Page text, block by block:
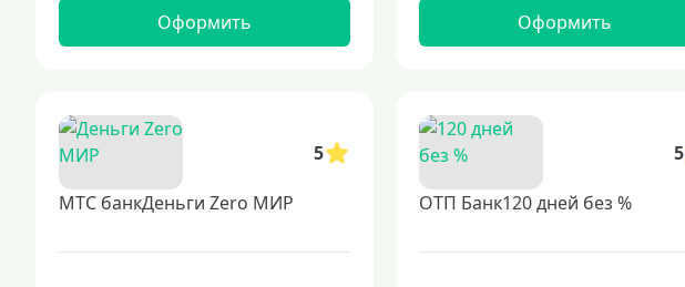
Оформить Оформить
5
МТС банкДеньги Zero МИР
5
ОТП Банк120 дней без %